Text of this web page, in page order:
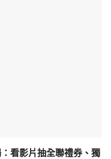
看影片抽全聯禮券、獨